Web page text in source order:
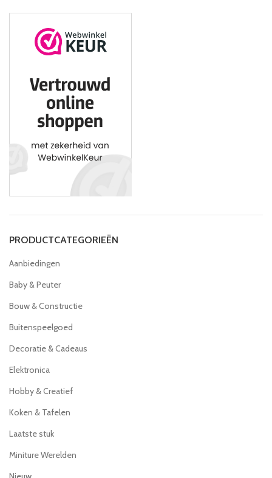
PRODUCTCATEGORIEËN
Aanbiedingen
Baby & Peuter
Bouw & Constructie
Buitenspeelgoed
Decoratie & Cadeaus
Elektronica
Hobby & Creatief
Koken & Tafelen
Laatste stuk
Miniture Werelden